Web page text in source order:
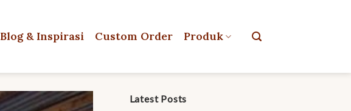
Blog & Inspirasi Custom Order Produk
Latest Posts